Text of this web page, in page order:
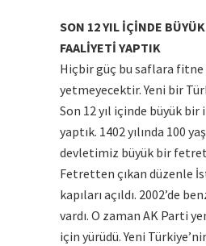
SON 12 YIL İÇİNDE
FAALİYETİ YAPTIK
Hiçbir güç bu saflara fitne
yetmeyecektir. Yeni bir
Son 12 yıl içinde büyük
yaptık. 1402 yılında 100
devletimiz büyük bir
Fetretten çıkan düzenle
kapıları açıldı. 2002’de
vardı. O zaman AK Parti
için yürüdü. Yeni